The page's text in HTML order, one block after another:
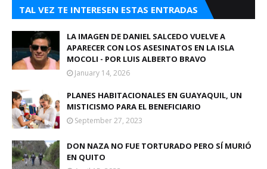
TAL VEZ TE INTERESEN ESTAS ENTRADAS
LA IMAGEN DE DANIEL SALCEDO VUELVE A
APARECER CON LOS ASESINATOS EN LA ISLA
MOCOLI - POR LUIS ALBERTO BRAVO
January 14, 2026
PLANES HABITACIONALES EN GUAYAQUIL, UN
MISTICISMO PARA EL BENEFICIARIO
September 27, 2023
DON NAZA NO FUE TORTURADO PERO SÍ MURIÓ
EN QUITO